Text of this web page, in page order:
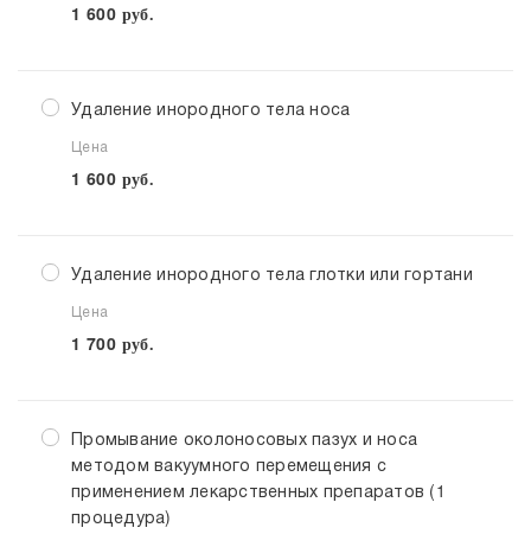
1 600 руб.
Удаление инородного тела носа
Цена
1 600 руб.
Удаление инородного тела глотки или гортани
Цена
1 700 руб.
Промывание околоносовых пазух и носа
методом вакуумного перемещения с
применением лекарственных препаратов (1
процедура)